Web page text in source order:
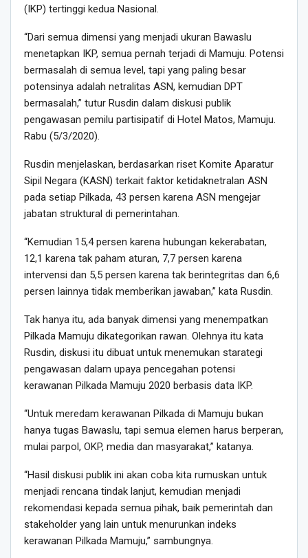
(IKP) tertinggi kedua Nasional.
“Dari semua dimensi yang menjadi ukuran Bawaslu
menetapkan IKP, semua pernah terjadi di Mamuju. Potensi
bermasalah di semua level, tapi yang paling besar
potensinya adalah netralitas ASN, kemudian DPT
bermasalah,” tutur Rusdin dalam diskusi publik
pengawasan pemilu partisipatif di Hotel Matos, Mamuju.
Rabu (5/3/2020).
Rusdin menjelaskan, berdasarkan riset Komite Aparatur
Sipil Negara (KASN) terkait faktor ketidaknetralan ASN
pada setiap Pilkada, 43 persen karena ASN mengejar
jabatan struktural di pemerintahan.
“Kemudian 15,4 persen karena hubungan kekerabatan,
12,1 karena tak paham aturan, 7,7 persen karena
intervensi dan 5,5 persen karena tak berintegritas dan 6,6
persen lainnya tidak memberikan jawaban,” kata Rusdin.
Tak hanya itu, ada banyak dimensi yang menempatkan
Pilkada Mamuju dikategorikan rawan. Olehnya itu kata
Rusdin, diskusi itu dibuat untuk menemukan starategi
pengawasan dalam upaya pencegahan potensi
kerawanan Pilkada Mamuju 2020 berbasis data IKP.
“Untuk meredam kerawanan Pilkada di Mamuju bukan
hanya tugas Bawaslu, tapi semua elemen harus berperan,
mulai parpol, OKP, media dan masyarakat,” katanya.
“Hasil diskusi publik ini akan coba kita rumuskan untuk
menjadi rencana tindak lanjut, kemudian menjadi
rekomendasi kepada semua pihak, baik pemerintah dan
stakeholder yang lain untuk menurunkan indeks
kerawanan Pilkada Mamuju,” sambungnya.